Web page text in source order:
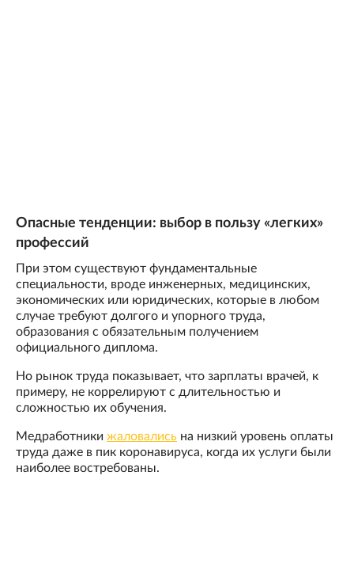
Опасные тенденции: выбор в пользу «легких»
профессий
При этом существуют фундаментальные
специальности, вроде инженерных, медицинских,
экономических или юридических, которые в любом
случае требуют долгого и упорного труда,
образования с обязательным получением
официального диплома.
Но рынок труда показывает, что зарплаты врачей, к
примеру, не коррелируют с длительностью и
сложностью их обучения.
Медработники жаловались на низкий уровень оплаты
труда даже в пик коронавируса, когда их услуги были
наиболее востребованы.